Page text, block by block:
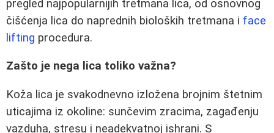
pregled najpopularnijih tretmana lica, od osnovnog
čišćenja lica do naprednih bioloških tretmana i face
lifting procedura.
Zašto je nega lica toliko važna?
Koža lica je svakodnevno izložena brojnim štetnim
uticajima iz okoline: sunčevim zracima, zagađenju
vazduha, stresu i neadekvatnoj ishrani. S